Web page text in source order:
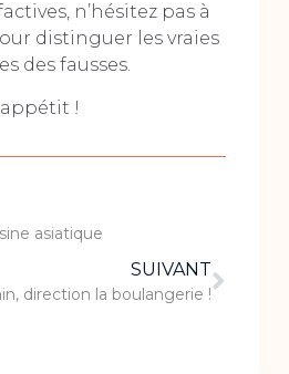
n’hésitez pas à
distinguer les vraies
des fausses.
!
asiatique
SUIVANT
direction la boulangerie !